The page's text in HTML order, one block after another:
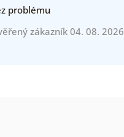
problému
zákazník 04. 08. 2026